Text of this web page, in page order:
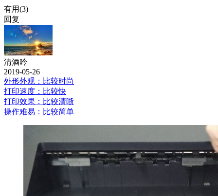
有用(3)
回复
清酒吟
2019-05-26
外形外观：比较时尚
打印速度：比较快
打印效果：比较清晣
操作难易：比较简单